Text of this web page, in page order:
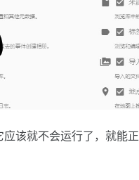
该就不会运行了，就能正